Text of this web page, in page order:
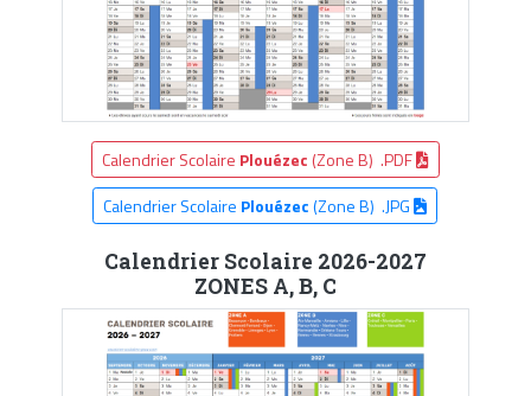
Calendrier Scolaire Plouézec (Zone B) .PDF
Calendrier Scolaire Plouézec(Zone B) .JPG
Calendrier Scolaire 2026-2027
ZONES A, B, C